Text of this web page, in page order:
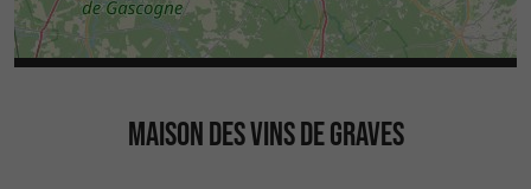
MAISON DES VINS DE GRAVES